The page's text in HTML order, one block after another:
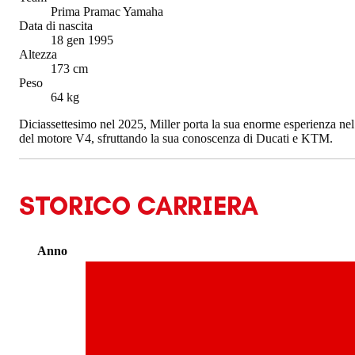
Prima Pramac Yamaha
Data di nascita
18 gen 1995
Altezza
173 cm
Peso
64 kg
Diciassettesimo nel 2025, Miller porta la sua enorme esperienza
del motore V4, sfruttando la sua conoscenza di Ducati e KTM.
STORICO CARRIERA
Anno